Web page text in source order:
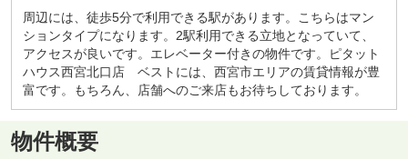
周辺には、徒歩5分で利用できる駅があります。こちらはマン
ションタイプになります。2駅利用できる立地となっていて、
アクセスが良いです。エレベーター付きの物件です。ピタット
ハウス西宮北口店 ベストには、西宮市エリアの賃貸情報が豊
富です。もちろん、店舗へのご来店もお待ちしております。
物件概要